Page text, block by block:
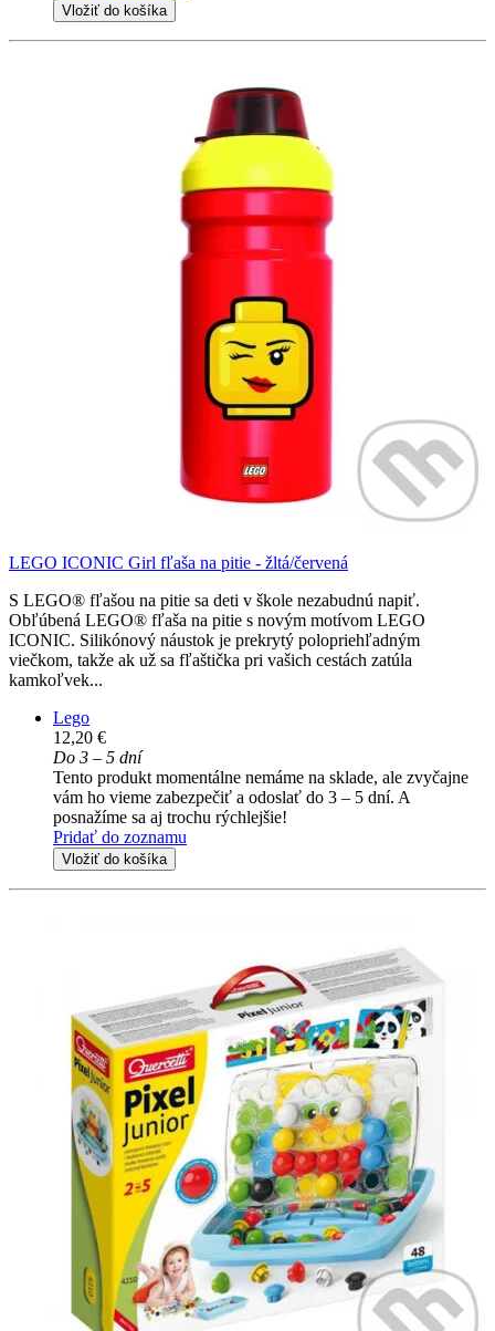
Vložiť do košíka
LEGO ICONIC Girl fľaša na pitie - žltá/červená
S LEGO® fľašou na pitie sa deti v škole nezabudnú napiť.
Obľúbená LEGO® fľaša na pitie s novým motívom LEGO
ICONIC. Silikónový náustok je prekrytý polopriehľadným
viečkom, takže ak už sa fľaštička pri vašich cestách zatúla
kamkoľvek...
Lego
12,20 €
Do 3 – 5 dní
Tento produkt momentálne nemáme na sklade, ale zvyčajne
vám ho vieme zabezpečiť a odoslať do 3 – 5 dní. A
posnažíme sa aj trochu rýchlejšie!
Pridať do zoznamu
Vložiť do košíka